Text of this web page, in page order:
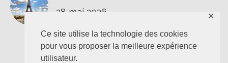
Ce site utilise la technologie des cookies
pour vous proposer la meilleure expérience
utilisateur.
✕
28 mai 2026